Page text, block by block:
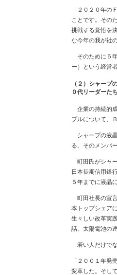
「２０２０年の
ことです。その
挑戦する覚悟を
な今年の我が社
そのために５
ー）という経営
（２）シャープ
０代リーダーたち
企業の持続的
プルについて、
シャープの液
る。そのメンバ
「町田氏がシ
日本長期信用銀
５年までに液晶
町田社長の宣
本トップシェア
生々しい改革実
話、太陽電池の
若い人だけで
「２００１年
変革した。そし